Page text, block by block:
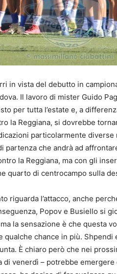
in vista del debutto in
Il lavoro di mister Guido
per tutta l’estate e, a
la Reggiana, si dovrebbe
particolarmente
partenza che andrà ad
la Reggiana, ma con gli
quarto di centrocampo sulla
riguarda l’attacco, anche
Popov e Busiello si
la sensazione è che questa
qualche chance in più.
È chiaro però che nei
venerdì – potrebbe emergere